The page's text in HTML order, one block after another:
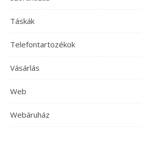
Táskák
Telefontartozékok
Vásárlás
Web
Webáruház